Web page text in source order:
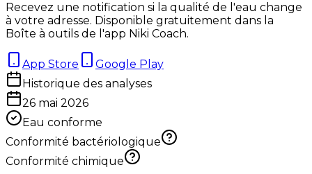
Recevez une notification si la qualité de l'eau change
à votre adresse. Disponible gratuitement dans la
Boîte à outils de l'app Niki Coach.
App Store
Google Play
Historique des analyses
26 mai 2026
Eau conforme
Conformité bactériologique
Conformité chimique